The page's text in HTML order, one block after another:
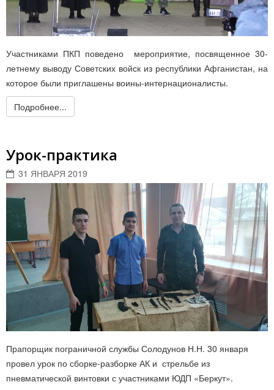
Участниками ПКП поведено мероприятие, посвященное 30-
летнему выводу Советских войск из республики Афганистан, на
которое были приглашены воины-интернационалисты.
Подробнее...
Урок-практика
31 ЯНВАРЯ 2019
Прапорщик пограничной службы Солодунов Н.Н. 30 января
провел урок по сборке-разборке АК и стрельбе из
пневматической винтовки с участниками ЮДП «Беркут».